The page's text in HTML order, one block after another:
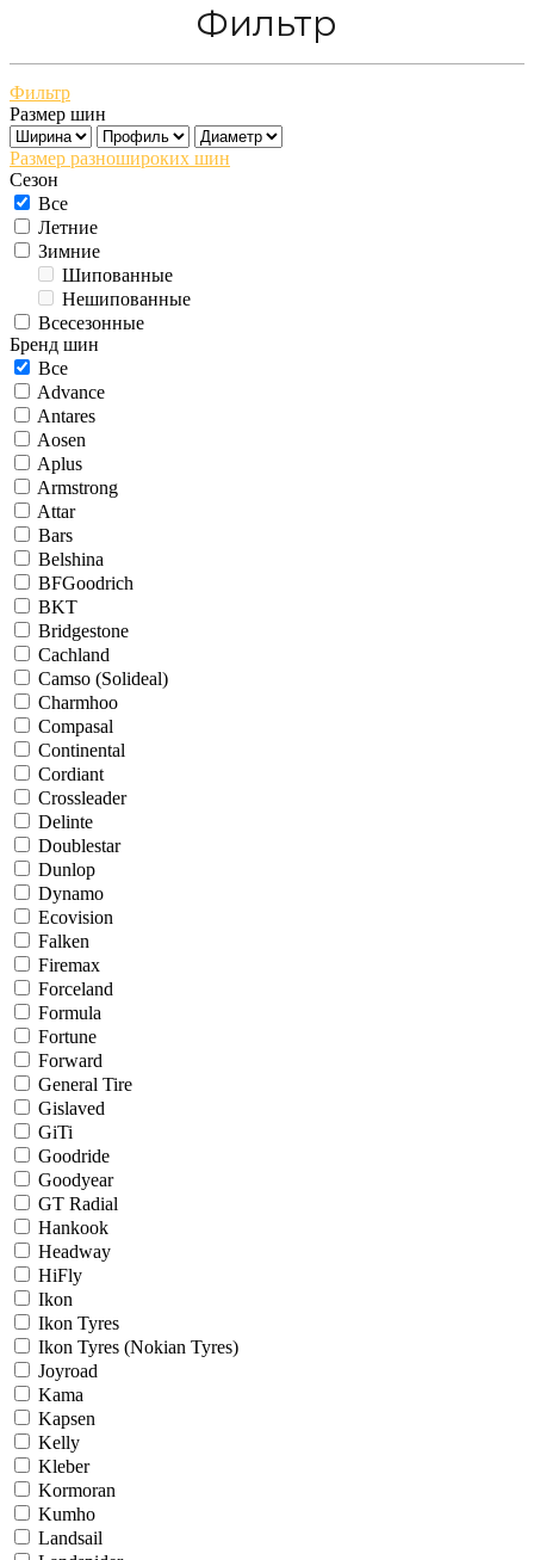
Фильтр
Фильтр
Размер шин
Размер разношироких шин
Сезон
Все
Летние
Зимние
Шипованные
Нешипованные
Всесезонные
Бренд шин
Все
Advance
Antares
Aosen
Aplus
Armstrong
Attar
Bars
Belshina
BFGoodrich
BKT
Bridgestone
Cachland
Camso (Solideal)
Charmhoo
Compasal
Continental
Cordiant
Crossleader
Delinte
Doublestar
Dunlop
Dynamo
Ecovision
Falken
Firemax
Forceland
Formula
Fortune
Forward
General Tire
Gislaved
GiTi
Goodride
Goodyear
GT Radial
Hankook
Headway
HiFly
Ikon
Ikon Tyres
Ikon Tyres (Nokian Tyres)
Joyroad
Kama
Kapsen
Kelly
Kleber
Kormoran
Kumho
Landsail